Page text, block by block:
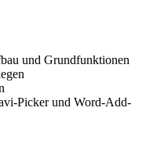
und Grundfunktionen
Picker und Word-Add-